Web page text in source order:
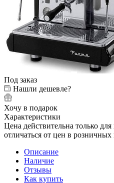
Под заказ
Нашли дешевле?
Хочу в подарок
Характеристики
Цена действительна только
отличаться от цен в розничных
Описание
Наличие
Отзывы
Как купить